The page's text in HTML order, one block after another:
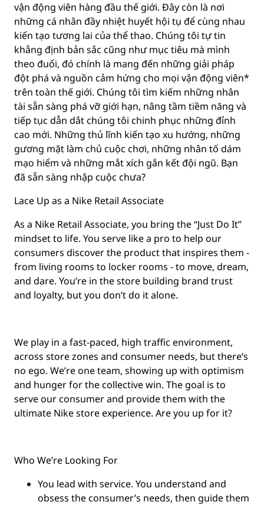
vận động viên hàng đầu thế giới. Đây còn là nơi
những cá nhân đầy nhiệt huyết hội tụ để cùng nhau
kiến tạo tương lai của thể thao. Chúng tôi tự tin
khẳng định bản sắc cũng như mục tiêu mà mình
theo đuổi, đó chính là mang đến những giải pháp
đột phá và nguồn cảm hứng cho mọi vận động viên*
trên toàn thế giới. Chúng tôi tìm kiếm những nhân
tài sẵn sàng phá vỡ giới hạn, nâng tầm tiềm năng và
tiếp tục dẫn dắt chúng tôi chinh phục những đỉnh
cao mới. Những thủ lĩnh kiến tạo xu hướng, những
gương mặt làm chủ cuộc chơi, những nhân tố dám
mạo hiểm và những mắt xích gắn kết đội ngũ. Bạn
đã sẵn sàng nhập cuộc chưa?
Lace Up as a Nike Retail Associate
As a Nike Retail Associate, you bring the “Just Do It”
mindset to life. You serve like a pro to help our
consumers discover the product that inspires them -
from living rooms to locker rooms - to move, dream,
and dare. You’re in the store building brand trust
and loyalty, but you don’t do it alone.
We play in a fast-paced, high traffic environment,
across store zones and consumer needs, but there’s
no ego. We’re one team, showing up with optimism
and hunger for the collective win. The goal is to
serve our consumer and provide them with the
ultimate Nike store experience. Are you up for it?
Who We’re Looking For
You lead with service. You understand and
obsess the consumer’s needs, then guide them